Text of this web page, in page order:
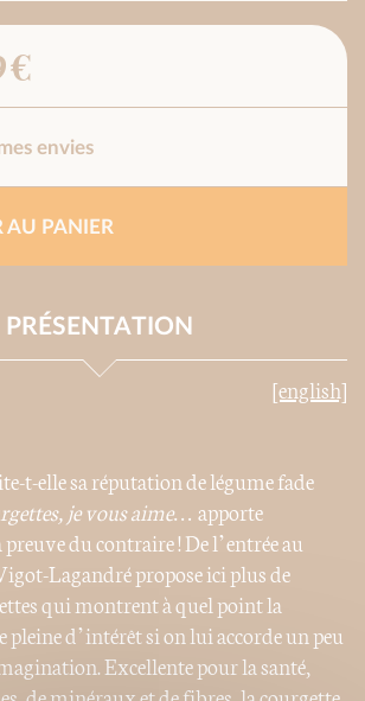
€
envies
AU PANIER
PRÉSENTATION
[english]
t-elle sa réputation de légume fade
je vous aime… apporte
du contraire ! De l’entrée au
Lagandré propose ici plus de
qui montrent à quel point la
pleine d’intérêt si on lui accorde un peu
Excellente pour la santé,